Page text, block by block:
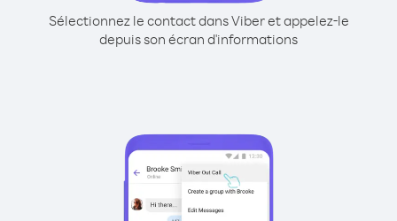
Sélectionnez le contact dans Viber et appelez-le
depuis son écran d'informations